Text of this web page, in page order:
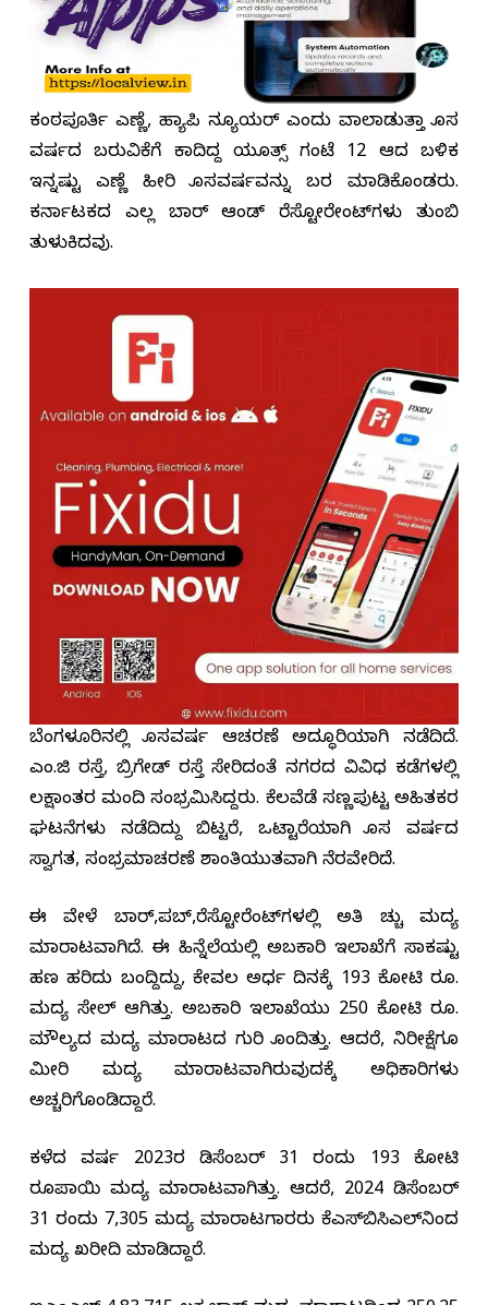
ಕಂಠಪೂರ್ತಿ ಎಣ್ಣೆ, ಹ್ಯಾಪಿ ನ್ಯೂಯರ್ ಎಂದು ವಾಲಾಡುತ್ತಾ ಹೊಸ
ವರ್ಷದ ಬರುವಿಕೆಗೆ ಕಾದಿದ್ದ ಯೂತ್ಸ್ ಗಂಟೆ 12 ಆದ ಬಳಿಕ
ಇನ್ನಷ್ಟು ಎಣ್ಣೆ ಹೀರಿ ಹೊಸವರ್ಷವನ್ನು ಬರ ಮಾಡಿಕೊಂಡರು.
ಕರ್ನಾಟಕದ ಎಲ್ಲ ಬಾರ್ ಆಂಡ್ ರೆಸ್ಟೋರೇಂಟ್‌ಗಳು ತುಂಬಿ
ತುಳುಕಿದವು.
ಬೆಂಗಳೂರಿನಲ್ಲಿ ಹೊಸವರ್ಷ ಆಚರಣೆ ಅದ್ಧೂರಿಯಾಗಿ ನಡೆದಿದೆ.
ಎಂ.ಜಿ ರಸ್ತೆ, ಬ್ರಿಗೇಡ್ ರಸ್ತೆ ಸೇರಿದಂತೆ ನಗರದ ವಿವಿಧ ಕಡೆಗಳಲ್ಲಿ
ಲಕ್ಷಾಂತರ ಮಂದಿ ಸಂಭ್ರಮಿಸಿದ್ದರು. ಕೆಲವೆಡೆ ಸಣ್ಣಪುಟ್ಟ ಅಹಿತಕರ
ಘಟನೆಗಳು ನಡೆದಿದ್ದು ಬಿಟ್ಟರೆ, ಒಟ್ಟಾರೆಯಾಗಿ ಹೊಸ ವರ್ಷದ
ಸ್ವಾಗತ, ಸಂಭ್ರಮಾಚರಣೆ ಶಾಂತಿಯುತವಾಗಿ ನೆರವೇರಿದೆ.
ಈ ವೇಳೆ ಬಾರ್,ಪಬ್,ರೆಸ್ಟೋರೆಂಟ್‌ಗಳಲ್ಲಿ ಅತಿ ಹೆಚ್ಚು ಮದ್ಯ
ಮಾರಾಟವಾಗಿದೆ. ಈ ಹಿನ್ನೆಲೆಯಲ್ಲಿ ಅಬಕಾರಿ ಇಲಾಖೆಗೆ ಸಾಕಷ್ಟು
ಹಣ ಹರಿದು ಬಂದ್ದಿದ್ದು, ಕೇವಲ ಅರ್ಧ ದಿನಕ್ಕೆ 193 ಕೋಟಿ ರೂ.
ಮದ್ಯ ಸೇಲ್ ಆಗಿತ್ತು. ಅಬಕಾರಿ ಇಲಾಖೆಯು 250 ಕೋಟಿ ರೂ.
ಮೌಲ್ಯದ ಮದ್ಯ ಮಾರಾಟದ ಗುರಿ ಹೊಂದಿತ್ತು. ಆದರೆ, ನಿರೀಕ್ಷೆಗೂ
ಮೀರಿ ಮದ್ಯ ಮಾರಾಟವಾಗಿರುವುದಕ್ಕೆ ಅಧಿಕಾರಿಗಳು
ಅಚ್ಚರಿಗೊಂಡಿದ್ದಾರೆ.
ಕಳೆದ ವರ್ಷ 2023ರ ಡಿಸೆಂಬರ್ 31 ರಂದು 193 ಕೋಟಿ
ರೂಪಾಯಿ ಮದ್ಯ ಮಾರಾಟವಾಗಿತ್ತು. ಆದರೆ, 2024 ಡಿಸೆಂಬರ್
31 ರಂದು 7,305 ಮದ್ಯ ಮಾರಾಟಗಾರರು ಕೆಎಸ್‌ಬಿಸಿಎಲ್‌ನಿಂದ
ಮದ್ಯ ಖರೀದಿ ಮಾಡಿದ್ದಾರೆ.